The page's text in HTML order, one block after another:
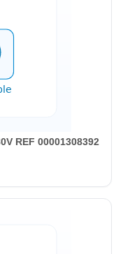
REF 00001308392